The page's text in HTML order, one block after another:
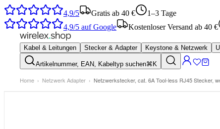
4,9/5 Gratis ab 40 €
1–3 Tage
4,9/5 auf Google Kostenloser Versand ab 40 €
Kabel & Leitungen Stecker & Adapter Keystone & Netzwerk
Artikelnummer, EAN, Kabeltyp suchen⌘K
Home › Netzwerk Adapter › Netzwerkstecker, cat. 6A Tool-less RJ45 Stecker,